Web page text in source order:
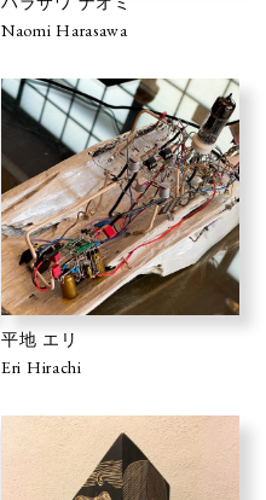
Naomi Harasawa
平地 エリ
Eri Hirachi